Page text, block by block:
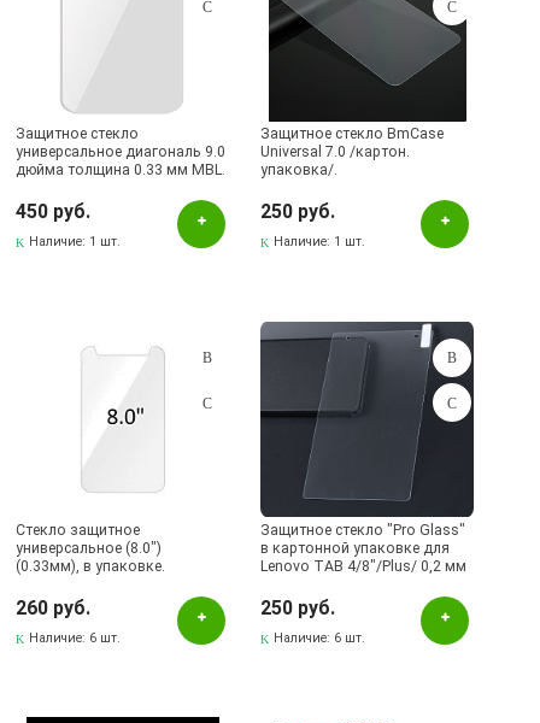
Наличие в магазинах
Бугульма, ул.Ленина, 145, ТЦ ЭССЕН
Бугульма, ул.Ленина, 2Б, ТД ТЕХНОПОЛИС
Бугульма, ул.М.Джалиля, 7, ЦУМ
Бугульма, ул.Советская, 82
Лениногорск, ул.Вахитова, 5, (АВТОВОКЗАЛ)
Лениногорск, ул.Гафиатуллина, 9, (ЦЕНТР)
Лениногорск, ул.Кутузова, 9А, (БРИЗ)
Октябрьский, пр-кт Ленина, 59/1 (ВЕРБА)
Защитное стекло
универсальное диагональ 9.0
дюйма толщина 0.33 мм MBL.
450 руб.
Наличие: 1 шт.
Защитное стекло BmCase
Universal 7.0 /картон.
упаковка/.
250 руб.
Наличие: 1 шт.
Стекло защитное
универсальное (8.0")
(0.33мм), в упаковке.
260 руб.
Наличие: 6 шт.
Защитное стекло "Pro Glass"
в картонной упаковке для
Lenovo TAB 4/8"/Plus/ 0,2 мм
250 руб.
Наличие: 6 шт.